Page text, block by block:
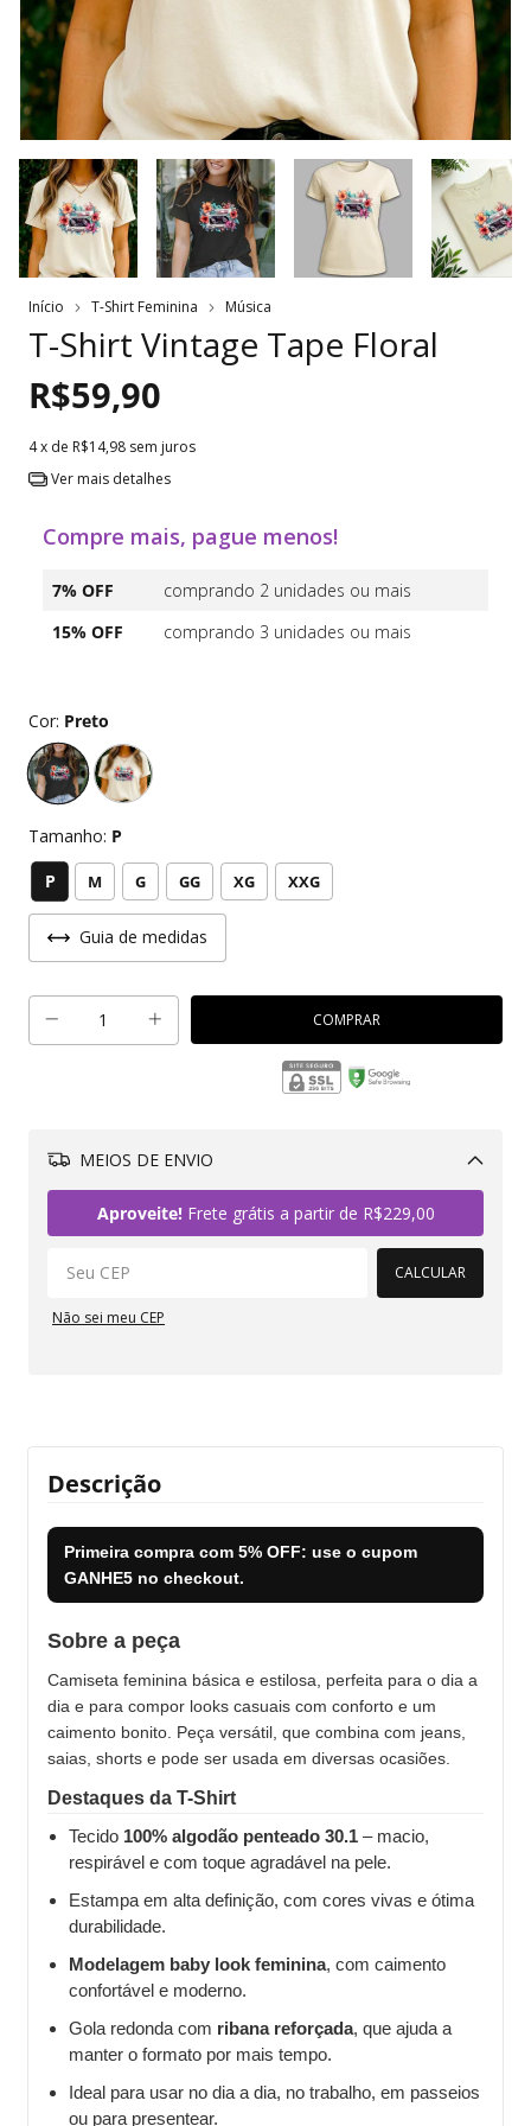
Início T-Shirt Feminina Música
T-Shirt Vintage Tape Floral
R$59,90
4x de R$14,98 sem juros
Ver mais detalhes
Compre mais, pague menos!
7% OFF
comprando 2 unidades ou mais
15% OFF
comprando 3 unidades ou mais
Cor: Preto
Tamanho: P
P M G GG XG XXG
Guia de medidas
MEIOS DE ENVIO
Aproveite!Frete grátis a partir de R$229,00
CALCULAR
Não sei meu CEP
Descrição
Primeira compra com 5% OFF: use o cupom
GANHE5 no checkout.
Sobre a peça
Camiseta feminina básica e estilosa, perfeita para o dia a
dia e para compor looks casuais com conforto e um
caimento bonito. Peça versátil, que combina com jeans,
saias, shorts e pode ser usada em diversas ocasiões.
Destaques da T-Shirt
Tecido 100% algodão penteado 30.1 – macio,
respirável e com toque agradável na pele.
Estampa em alta definição, com cores vivas e ótima
durabilidade.
Modelagem baby look feminina, com caimento
confortável e moderno.
Gola redonda com ribana reforçada, que ajuda a
manter o formato por mais tempo.
Ideal para usar no dia a dia, no trabalho, em passeios
ou para presentear.